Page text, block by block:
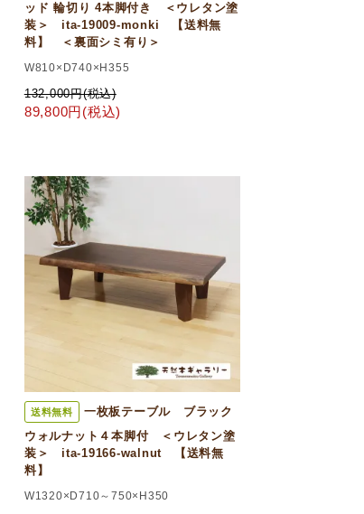
ッド 輪切り 4本脚付き ＜ウレタン塗
装＞ ita-19009-monki 【送料無
料】 ＜裏面シミ有り＞
W810×D740×H355
132,000円(税込)
89,800円(税込)
送料無料
一枚板テーブル ブラック
ウォルナット４本脚付 ＜ウレタン塗
装＞ ita-19166-walnut 【送料無
料】
W1320×D710～750×H350